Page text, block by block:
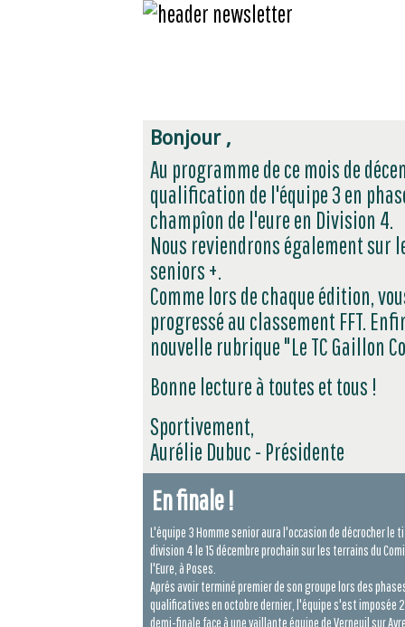
Bonjour ,
Au programme de ce mois de
qualification de l'équipe 3 en
champîon de l'eure en Division 4.
Nous reviendrons également sur
seniors +.
Comme lors de chaque édition,
progressé au classement FFT.
nouvelle rubrique "Le TC Gaillon
Bonne lecture à toutes et tous !
Sportivement,
Aurélie Dubuc - Présidente
En finale !
L'équipe 3 Homme senior aura l'occasion de décrocher le
division 4 le 15 décembre prochain sur les terrains du
l'Eure, à Poses.
Aprés avoir terminé premier de son groupe lors des
qualificatives en octobre dernier, l'équipe s'est imposée
demi-finale face à une vaillante équipe de Verneuil sur